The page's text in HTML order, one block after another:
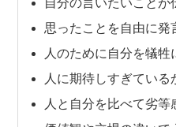
自分の言いたいことが
思ったことを自由に発
人のために自分を犠牲
人に期待しすぎている
人と自分を比べて劣等